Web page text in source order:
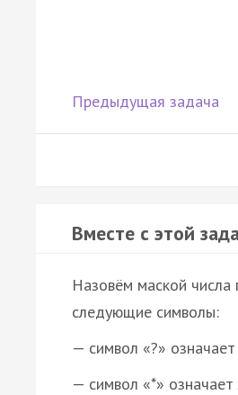
Предыдущая задача
Вместе с этой
Назовём маской числа
следующие символы:
— символ «?»
— символ «*»